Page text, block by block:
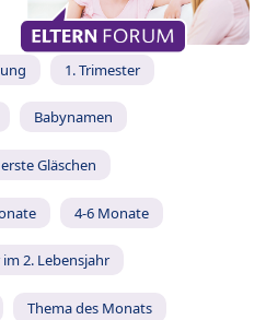
1. Trimester
Babynamen
Gläschen
4-6 Monate
2. Lebensjahr
Thema des Monats